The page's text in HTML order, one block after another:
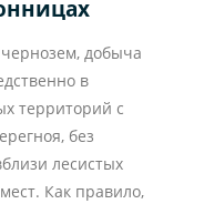
добыча
в
территорий с
без
лесистых
Как правило,